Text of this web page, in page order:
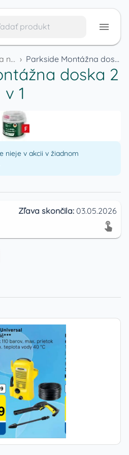
Auto-moto, dielňa a náradie › Parkside Montážna doska 2 v 1
doska 2
v 1
nieje v akcii v žiadnom
Zľava skončila: 03.05.2026